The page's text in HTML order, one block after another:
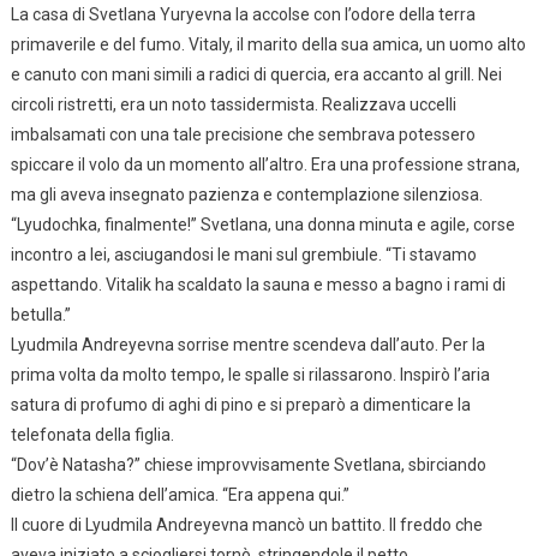
La casa di Svetlana Yuryevna la accolse con l’odore della terra
primaverile e del fumo. Vitaly, il marito della sua amica, un uomo alto
e canuto con mani simili a radici di quercia, era accanto al grill. Nei
circoli ristretti, era un noto tassidermista. Realizzava uccelli
imbalsamati con una tale precisione che sembrava potessero
spiccare il volo da un momento all’altro. Era una professione strana,
ma gli aveva insegnato pazienza e contemplazione silenziosa.
“Lyudochka, finalmente!” Svetlana, una donna minuta e agile, corse
incontro a lei, asciugandosi le mani sul grembiule. “Ti stavamo
aspettando. Vitalik ha scaldato la sauna e messo a bagno i rami di
betulla.”
Lyudmila Andreyevna sorrise mentre scendeva dall’auto. Per la
prima volta da molto tempo, le spalle si rilassarono. Inspirò l’aria
satura di profumo di aghi di pino e si preparò a dimenticare la
telefonata della figlia.
“Dov’è Natasha?” chiese improvvisamente Svetlana, sbirciando
dietro la schiena dell’amica. “Era appena qui.”
Il cuore di Lyudmila Andreyevna mancò un battito. Il freddo che